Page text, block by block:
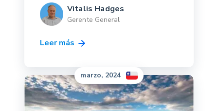
Vitalis Hadges
Gerente General
Leer más
marzo, 2024